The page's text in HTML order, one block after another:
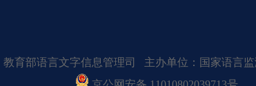
教育部语言文字信息管理司 主办单位：国家语言